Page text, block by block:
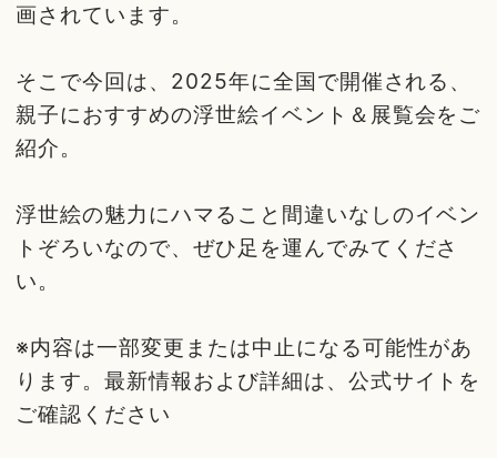
画されています。
そこで今回は、2025年に全国で開催される、
親子におすすめの浮世絵イベント＆展覧会をご
紹介。
浮世絵の魅力にハマること間違いなしのイベン
トぞろいなので、ぜひ足を運んでみてくださ
い。
※内容は一部変更または中止になる可能性があ
ります。最新情報および詳細は、公式サイトを
ご確認ください